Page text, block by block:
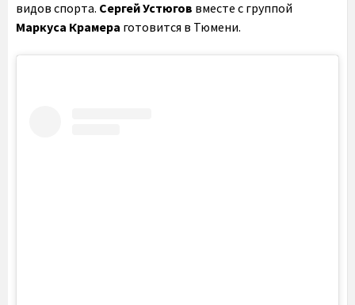
видов спорта. Сергей Устюгов вместе с группой
Маркуса Крамера готовится в Тюмени.